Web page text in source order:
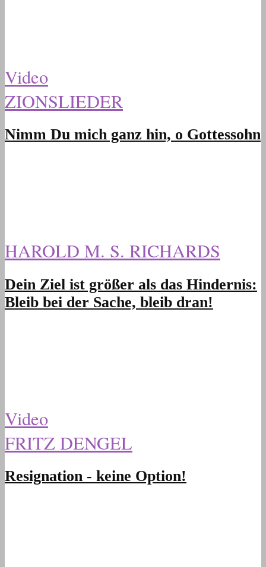
Video
ZIONSLIEDER
Nimm Du mich ganz hin, o Gottessohn
HAROLD M. S. RICHARDS
Dein Ziel ist größer als das Hindernis:
Bleib bei der Sache, bleib dran!
Video
FRITZ DENGEL
Resignation - keine Option!